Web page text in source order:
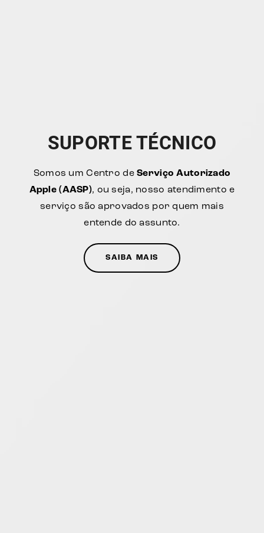
SUPORTE TÉCNICO
Somos um Centro deServiço Autorizado
Apple (AASP), ou seja, nosso atendimento e
serviço são aprovados por quem mais
entende do assunto.
SAIBA MAIS